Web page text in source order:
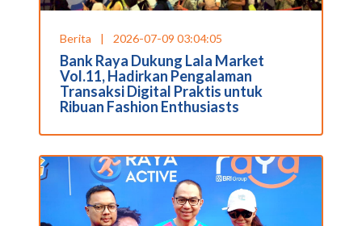
Berita | 2026-07-09 03:04:05
Bank Raya Dukung Lala Market
Vol.11, Hadirkan Pengalaman
Transaksi Digital Praktis untuk
Ribuan Fashion Enthusiasts